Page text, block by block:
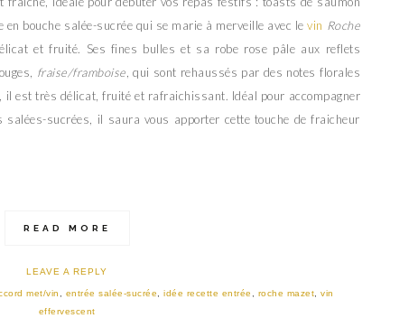
en bouche salée-sucrée qui se marie à merveille avec levin Roche
et fruité. Ses fines bulles et sa robe rose pâle aux reflets
fraise/framboise , qui sont rehaussés par des notes florales
il est très délicat, fruité et rafraichissant. Idéal pour accompagner
salées-sucrées, il saura vous apporter cette touche de fraicheur
READ MORE
LEAVE A REPLY
met/vin entrée salée-sucrée idée recette entrée roche mazet
vin
effervescent